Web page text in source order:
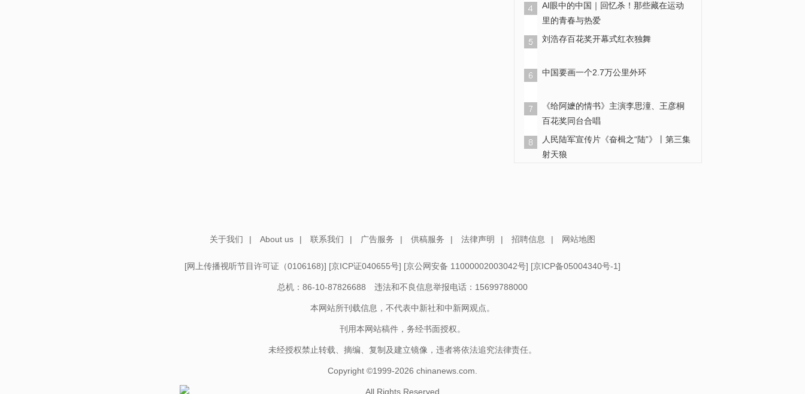
AI眼中的中国｜回忆杀！那些藏在运动
里的青春与热爱
刘浩存百花奖开幕式红衣独舞
中国要画一个2.7万公里外环
《给阿嬷的情书》主演李思潼、王彦桐
百花奖同台合唱
人民陆军宣传片《奋楫之“陆”》丨第三集
射天狼
关于我们
| About us | 联系我们 | 广告服务 | 供稿服务 | 法律声明 | 招聘信息 | 网站地图
[网上传播视听节目许可证（0106168)] [京ICP证040655号] [京公网安备 11000002003042号] [京ICP备05004340号-1]
总机：86-10-87826688 违法和不良信息举报电话：15699788000
本网站所刊载信息，不代表中新社和中新网观点。
刊用本网站稿件，务经书面授权。
未经授权禁止转载、摘编、复制及建立镜像，违者将依法追究法律责任。
Copyright ©1999-2026 chinanews.com.
All Rights Reserved